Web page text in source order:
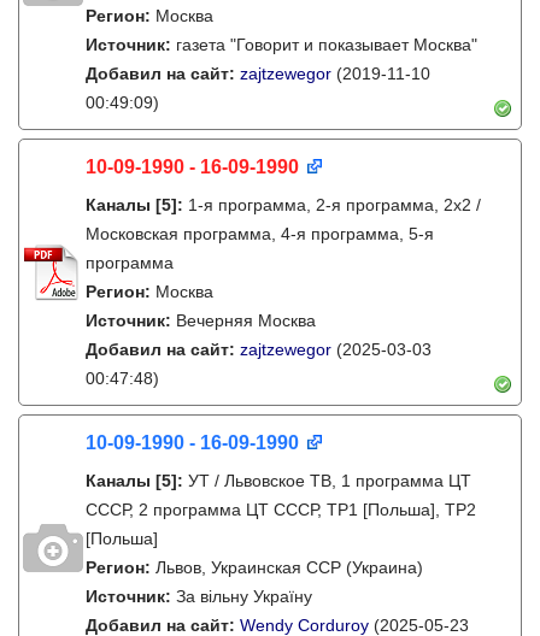
Регион: Москва
Источник: газета "Говорит и показывает Москва"
Добавил на сайт: zajtzewegor (2019-11-10
00:49:09)
10-09-1990 - 16-09-1990
Каналы [5]: 1-я программа, 2-я программа, 2х2 /
Московская программа, 4-я программа, 5-я
программа
Регион: Москва
Источник: Вечерняя Москва
Добавил на сайт: zajtzewegor (2025-03-03
00:47:48)
10-09-1990 - 16-09-1990
Каналы [5]: УТ / Львовское ТВ, 1 программа ЦТ
СССР, 2 программа ЦТ СССР, TP1 [Польша], TP2
[Польша]
Регион: Львов, Украинская ССР (Украина)
Источник: За вільну Україну
Добавил на сайт: Wendy Corduroy (2025-05-23